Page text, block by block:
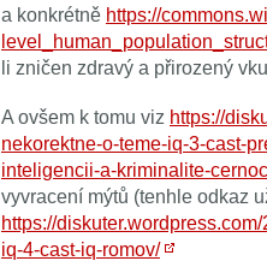
a konkrétně https://
li zničen zdravý a přirozený
A ovšem k tomu viz https://
nekorektne-o-teme-iq-3-cast-
inteligencii-a-kriminalite-
vyvracení mýtů (tenhle odkaz
https://
iq-4-cast-iq-romov/